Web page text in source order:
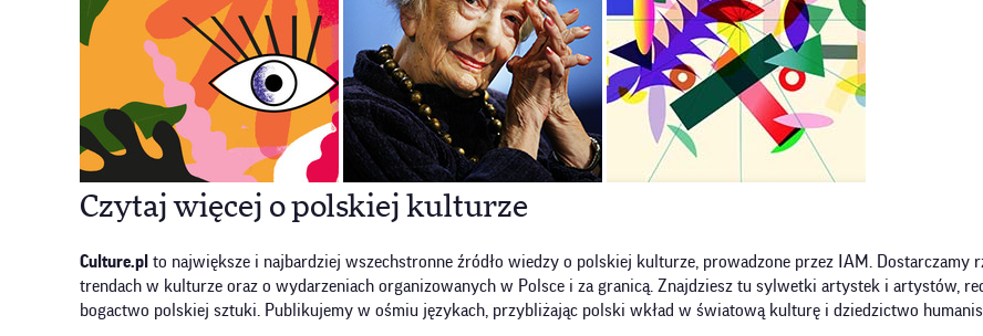
Czytaj więcej o polskiej kulturze
Culture.pl to największe i najbardziej wszechstronne źródło wiedzy o polskiej kulturze, prowadzone przez IAM.
trendach w kulturze oraz o wydarzeniach organizowanych w Polsce i za granicą. Znajdziesz tu sylwetki artystek i artystów,
bogactwo polskiej sztuki. Publikujemy w ośmiu językach, przybliżając polski wkład w światową kulturę i dziedzictwo